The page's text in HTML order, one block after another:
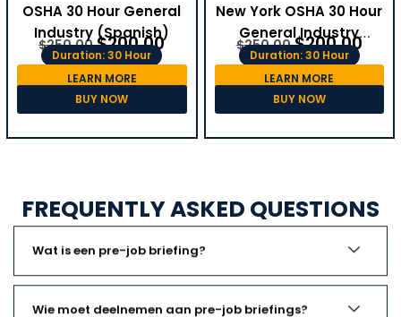
OSHA 30 Hour General
Industry (Spanish)
$250.00 $200.00
Duration: 30 Hour
LEARN MORE
BUY NOW
New York OSHA 30 Hour
General Industry
(Spanish)
$250.00 $200.00
Duration: 30 Hour
LEARN MORE
BUY NOW
FREQUENTLY ASKED QUESTIONS
Wat is een pre-job briefing?
Wie moet deelnemen aan pre-job briefings?